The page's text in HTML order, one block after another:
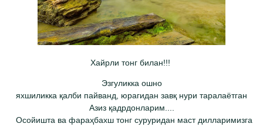
Хайрли тонг билан!!!
Эзгуликка ошно
яхшиликка қалби пайванд, юрагидан завқ нури таралаётган
Азиз қадрдонларим....
Осойишта ва фараҳбахш тонг суруридан маст дилларимизга